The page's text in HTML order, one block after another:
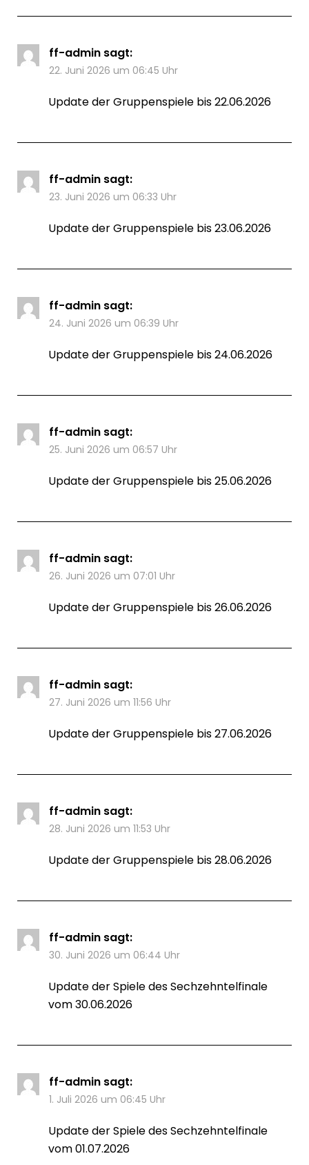
ff-admin sagt:
22. Juni 2026 um 06:45 Uhr
Update der Gruppenspiele bis 22.06.2026
ff-admin sagt:
23. Juni 2026 um 06:33 Uhr
Update der Gruppenspiele bis 23.06.2026
ff-admin sagt:
24. Juni 2026 um 06:39 Uhr
Update der Gruppenspiele bis 24.06.2026
ff-admin sagt:
25. Juni 2026 um 06:57 Uhr
Update der Gruppenspiele bis 25.06.2026
ff-admin sagt:
26. Juni 2026 um 07:01 Uhr
Update der Gruppenspiele bis 26.06.2026
ff-admin sagt:
27. Juni 2026 um 11:56 Uhr
Update der Gruppenspiele bis 27.06.2026
ff-admin sagt:
28. Juni 2026 um 11:53 Uhr
Update der Gruppenspiele bis 28.06.2026
ff-admin sagt:
30. Juni 2026 um 06:44 Uhr
Update der Spiele des Sechzehntelfinale
vom 30.06.2026
ff-admin sagt:
1. Juli 2026 um 06:45 Uhr
Update der Spiele des Sechzehntelfinale
vom 01.07.2026